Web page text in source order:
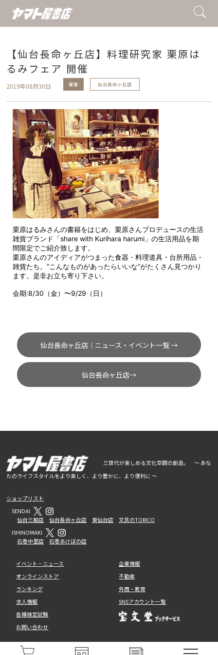
【仙台長命ヶ丘店】料理研究家 栗原は
るみフェア 開催
2019年08月30日 催事 仙台長命ヶ丘店
栗原はるみさんの書籍をはじめ、栗原さんプロデュースの生活
雑貨ブランド「share with Kurihara harumi」の生活用品を期
間限定でご紹介致します。
栗原さんのアイディアがつまった食器・料理道具・台所用品・
雑貨たち。”こんなものがあったらいいな”がたくさん見つかり
ます。是非お立ち寄り下さい。
会期:8/30（金）〜9/29（日）
仙台長命ヶ丘店｜ニュース・イベント一覧 →
仙台長命ヶ丘店→
三世代が楽しめる文化空間の創造。 ～ あな
たのライフスタイルをより楽しく、より豊かに、より便利に ～
ショップリスト
SENDAI
仙台三越店
仙台長命ヶ丘店 東仙台店
文具のTORICO
ISHINOMAKI
石巻中里店
石巻あけぼの店
イベント・ニュース
オンラインストア
ランキング
求人情報
各種検定試験
お問い合わせ
企業情報
不動産
外商・教育
SNSアカウント一覧